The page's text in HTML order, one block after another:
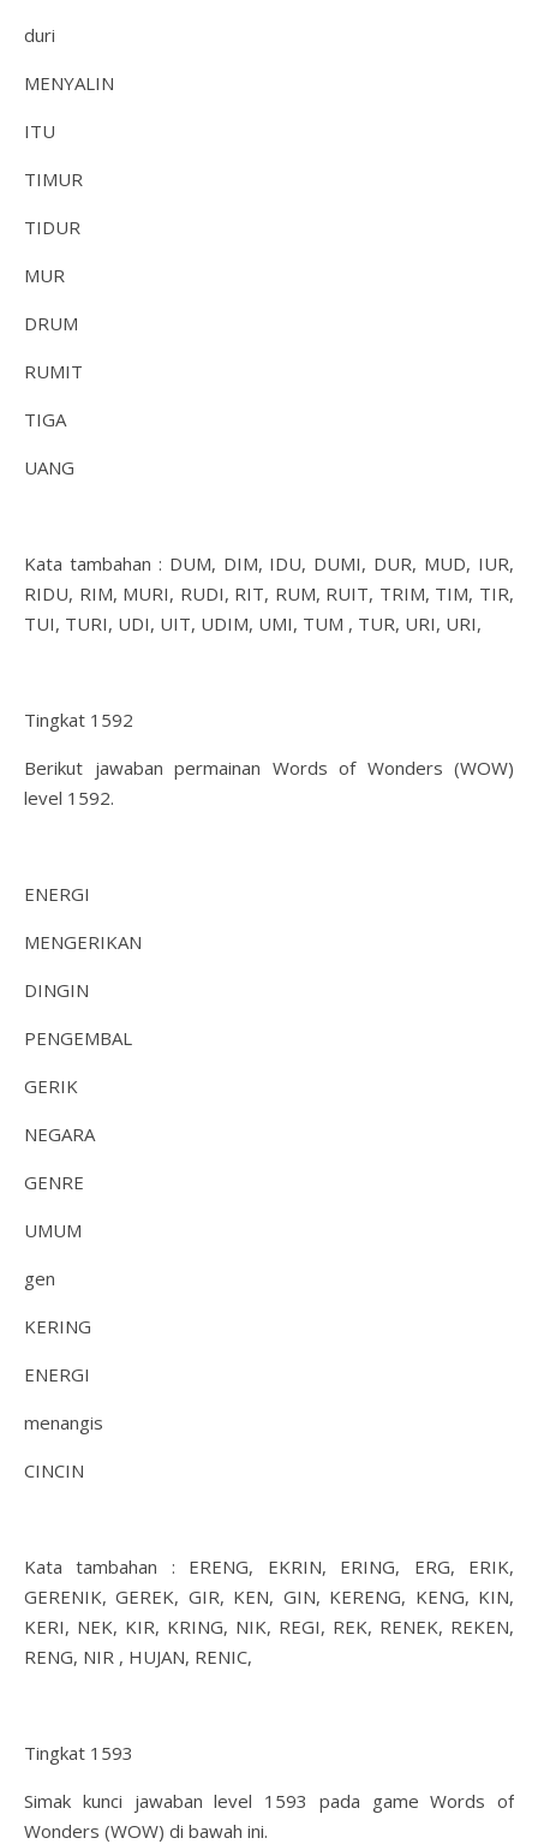
duri
MENYALIN
ITU
TIMUR
TIDUR
MUR
DRUM
RUMIT
TIGA
UANG
Kata tambahan : DUM, DIM, IDU, DUMI, DUR, MUD, IUR,
RIDU, RIM, MURI, RUDI, RIT, RUM, RUIT, TRIM, TIM, TIR,
TUI, TURI, UDI, UIT, UDIM, UMI, TUM , TUR, URI, URI,
Tingkat 1592
Berikut jawaban permainan Words of Wonders (WOW)
level 1592.
ENERGI
MENGERIKAN
DINGIN
PENGEMBAL
GERIK
NEGARA
GENRE
UMUM
gen
KERING
ENERGI
menangis
CINCIN
Kata tambahan : ERENG, EKRIN, ERING, ERG, ERIK,
GERENIK, GEREK, GIR, KEN, GIN, KERENG, KENG, KIN,
KERI, NEK, KIR, KRING, NIK, REGI, REK, RENEK, REKEN,
RENG, NIR , HUJAN, RENIC,
Tingkat 1593
Simak kunci jawaban level 1593 pada game Words of
Wonders (WOW) di bawah ini.